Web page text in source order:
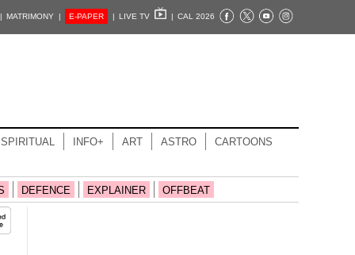
| MATRIMONY | E-PAPER | LIVE TV | CAL 2026
SPIRITUAL INFO+ ART ASTRO CARTOONS
DEFENCE EXPLAINER OFFBEAT